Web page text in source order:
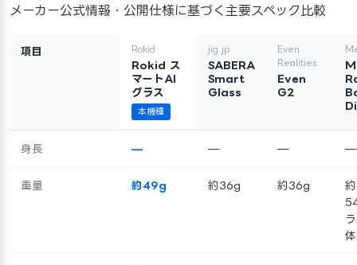
メーカー公式情報・公開仕様に基づく主要スペック比較
項目 Rokid
Rokid ス
マートAI
グラス
本機種
jig.jp
SABERA
Smart
Glass
Even
Realities
Even
G2
身長 — — — —
重量 約49g 約36g 約36g
約